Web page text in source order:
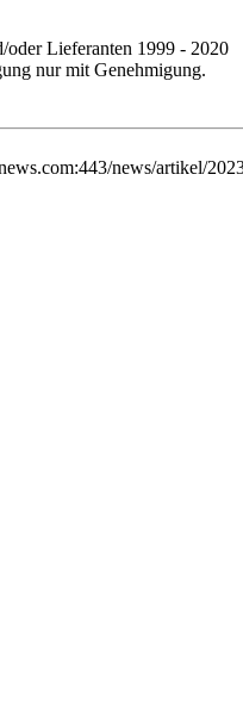
oder Lieferanten 1999 - 2020
nur mit Genehmigung.
news/artikel/